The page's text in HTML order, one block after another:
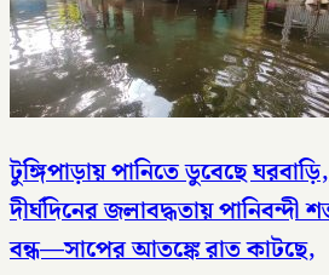
টুঙ্গিপাড়ায় পানিতে ডুবেছে
দীর্ঘদিনের জলাবদ্ধতায় পানিবন্দী
বন্ধ—সাপের আতঙ্কে রাত কাটছে,